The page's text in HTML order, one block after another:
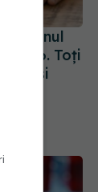
2026. Toți